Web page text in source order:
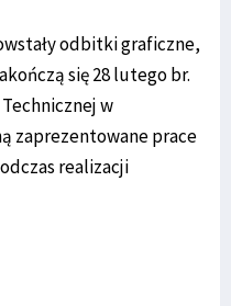
odbitki graficzne,
się 28 lutego br.
w
zaprezentowane prace
realizacji